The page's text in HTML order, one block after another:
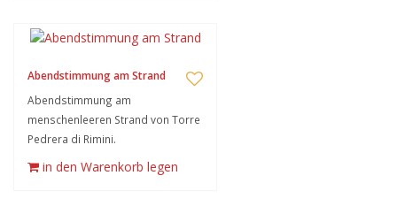
Abendstimmung am Strand
Abendstimmung am
menschenleeren Strand von Torre
Pedrera di Rimini.
in den Warenkorb legen